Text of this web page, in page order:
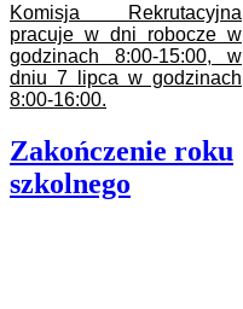
Komisja Rekrutacyjna
pracuje w dni robocze w
godzinach 8:00-15:00, w
dniu 7 lipca w godzinach
8:00-16:00.
Zakończenie roku
szkolnego